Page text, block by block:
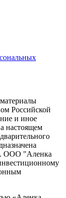
Российской
и иное
настоящем
ООО "Аленка